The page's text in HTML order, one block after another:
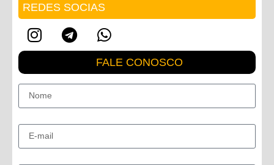
REDES SOCIAS
FALE CONOSCO